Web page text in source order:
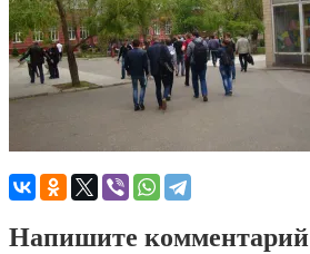
Напишите комментарий